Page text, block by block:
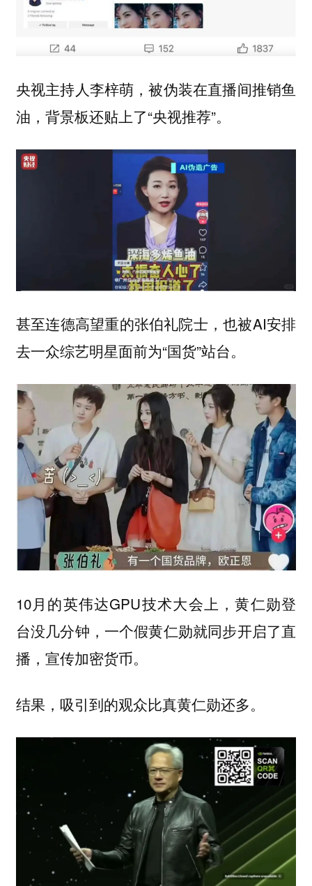
央视主持人李梓萌，被伪装在直播间推销鱼
油，背景板还贴上了“央视推荐”。
甚至连德高望重的张伯礼院士，也被AI安排
去一众综艺明星面前为“国货”站台。
10月的英伟达GPU技术大会上，黄仁勋登
台没几分钟，一个假黄仁勋就同步开启了直
播，宣传加密货币。
结果，吸引到的观众比真黄仁勋还多。